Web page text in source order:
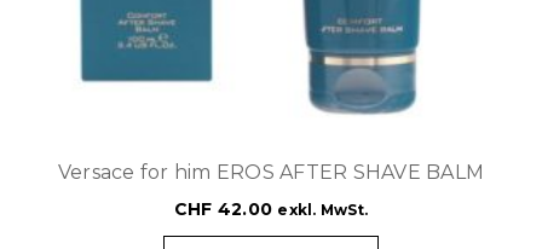
Versace for him EROS AFTER SHAVE BALM
CHF 42.00 exkl. MwSt.